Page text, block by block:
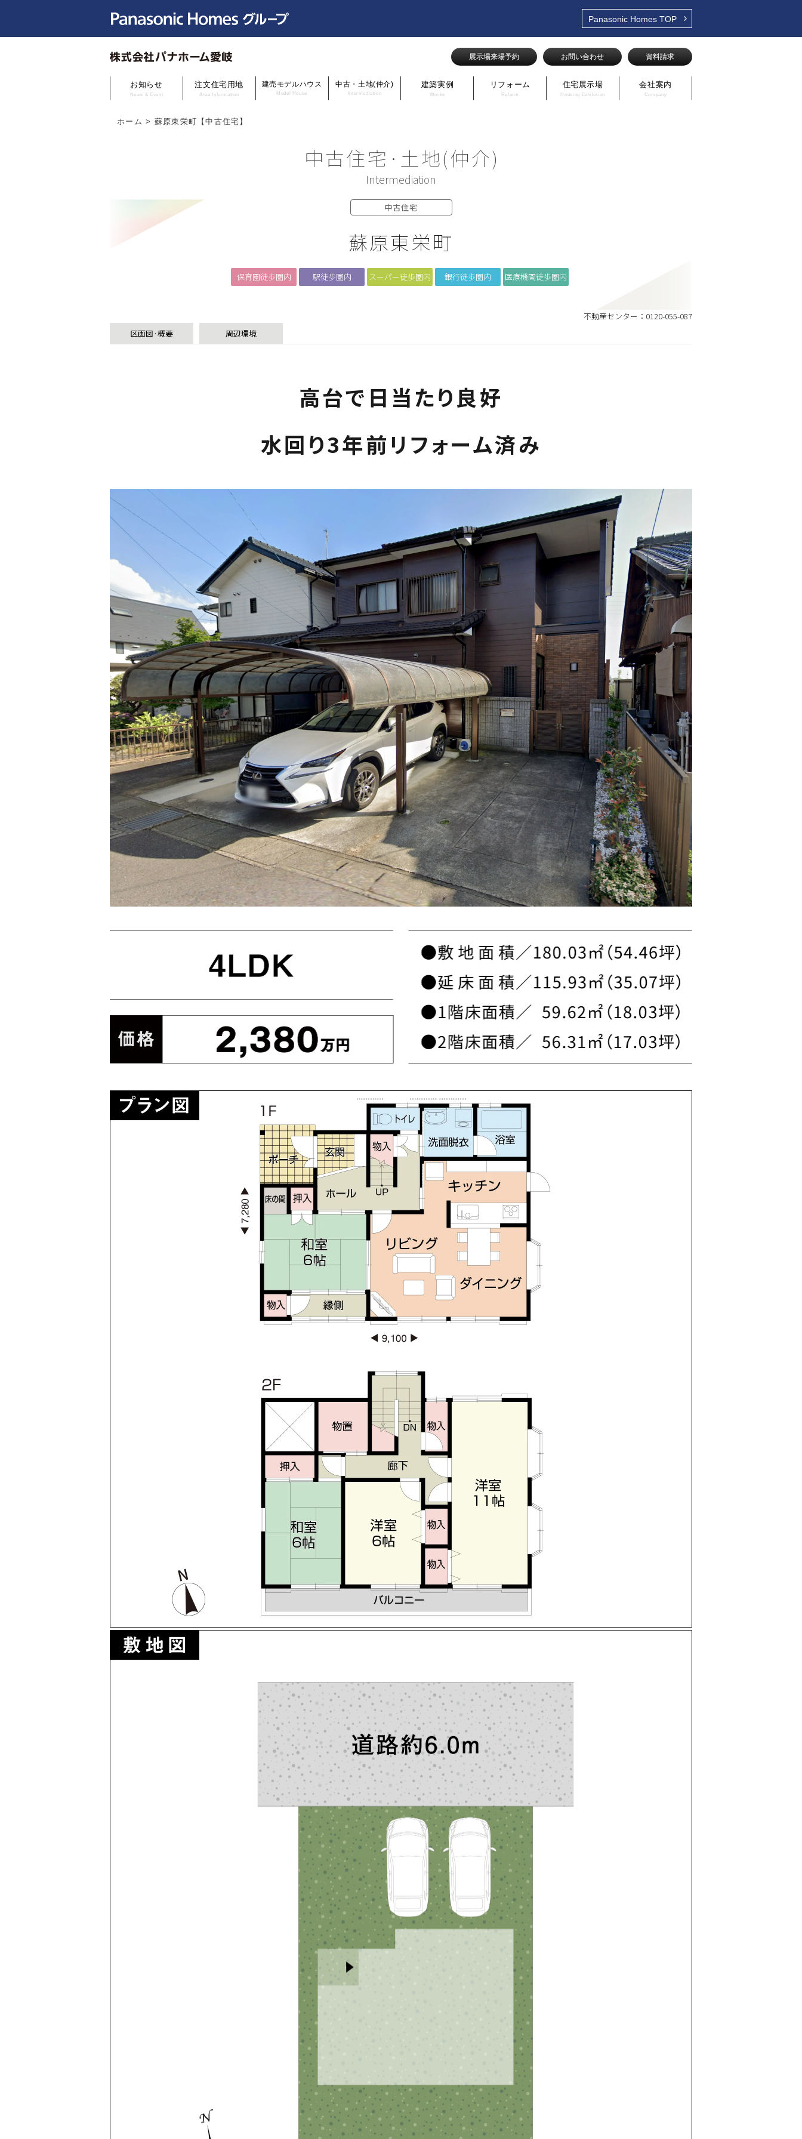
Panasonic Homes TOP
お知らせ
News & Event
注文住宅用地
Area Information
建売モデルハウス
Model House
中古・土地(仲介)
Intermediation
建築実例
Works
リフォーム
Reform
住宅展示場
Housing Exhibition
会社案内
Company
展示場来場予約 お問い合わせ 資料請求
ホーム > 蘇原東栄町【中古住宅】
中古住宅·土地(仲介)
Intermediation
中古住宅
蘇原東栄町
保育園徒歩圏内 駅徒歩圏内 スーパー徒歩圏内 銀行徒歩圏内 医療機関徒歩圏内
不動産センター：0120-055-087
区画図·概要
周辺環境
高台で日当たり良好
水回り3年前リフォーム済み